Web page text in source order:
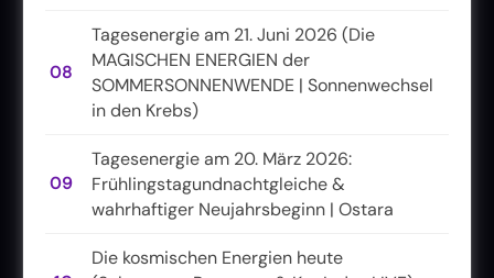
08
Tagesenergie am 21. Juni 2026 (Die
MAGISCHEN ENERGIEN der
SOMMERSONNENWENDE | Sonnenwechsel
in den Krebs)
09
Tagesenergie am 20. März 2026:
Frühlingstagundnachtgleiche &
wahrhaftiger Neujahrsbeginn | Ostara
Die kosmischen Energien heute